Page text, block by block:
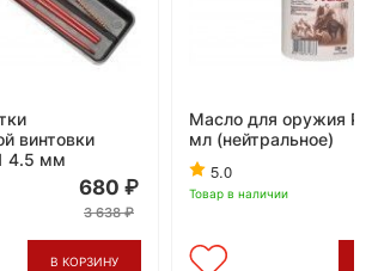
винтовки
4.5 мм
680
3 638
В КОРЗИНУ
Масло для оружия
мл (нейтральное)
5.0
Товар в наличии